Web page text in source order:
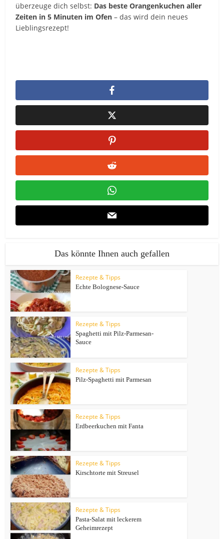
überzeuge dich selbst: Das beste Orangenkuchen aller
Zeiten in 5 Minuten im Ofen – das wird dein neues
Lieblingsrezept!
Das könnte Ihnen auch gefallen
Rezepte & Tipps
Echte Bolognese-Sauce
Rezepte & Tipps
Spaghetti mit Pilz-Parmesan-
Sauce
Rezepte & Tipps
Pilz-Spaghetti mit Parmesan
Rezepte & Tipps
Erdbeerkuchen mit Fanta
Rezepte & Tipps
Kirschtorte mit Streusel
Rezepte & Tipps
Pasta-Salat mit leckerem
Geheimrezept